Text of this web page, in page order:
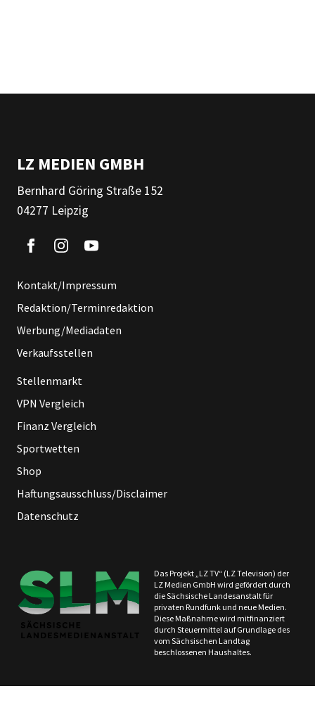
LZ MEDIEN GMBH
Bernhard Göring Straße 152
04277 Leipzig
Kontakt/Impressum
Redaktion/Terminredaktion
Werbung/Mediadaten
Verkaufsstellen
Stellenmarkt
VPN Vergleich
Finanz Vergleich
Sportwetten
Shop
Haftungsausschluss/Disclaimer
Datenschutz
Das Projekt „LZ TV“ (LZ Television) der
LZ Medien GmbH wird gefördert durch
die Sächsische Landesanstalt für
privaten Rundfunk und neue Medien.
Diese Maßnahme wird mitfinanziert
durch Steuermittel auf Grundlage des
vom Sächsischen Landtag
beschlossenen Haushaltes.